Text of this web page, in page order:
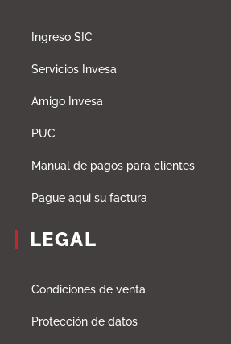
Ingreso SIC
Servicios Invesa
Amigo Invesa
PUC
Manual de pagos para clientes
Pague aqui su factura
LEGAL
Condiciones de venta
Protección de datos